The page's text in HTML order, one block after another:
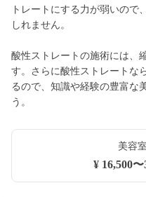
トレートにする力が弱いので
しれません。
酸性ストレートの施術には、
す。さらに酸性ストレートな
るので、知識や経験の豊富な
う。
美容
¥ 16,500〜